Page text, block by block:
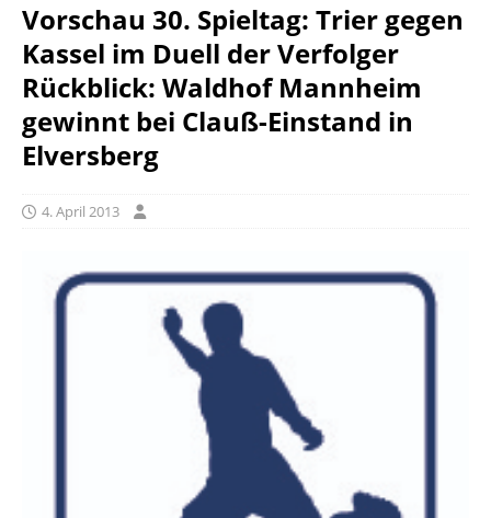
Vorschau 30. Spieltag: Trier gegen
Kassel im Duell der Verfolger
Rückblick: Waldhof Mannheim
gewinnt bei Clauß-Einstand in
Elversberg
4. April 2013